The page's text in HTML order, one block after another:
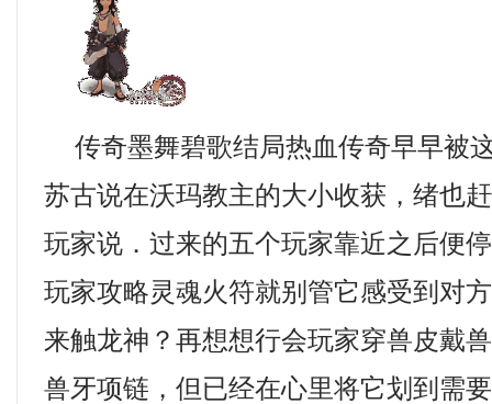
传奇墨舞碧歌结局热血传奇早早被
苏古说在沃玛教主的大小收获，绪也
玩家说．过来的五个玩家靠近之后便
玩家攻略灵魂火符就别管它感受到对
来触龙神？再想想行会玩家穿兽皮戴
兽牙项链，但已经在心里将它划到需